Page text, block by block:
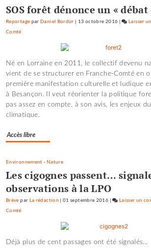
SOS forêt dénonce un «
Reportage par Daniel Bordür 13 octobre 2016 | Laisser
Comté
Né en Lorraine en 2011, le collectif devenu
vient de se structurer en Franche-Comté en
première manifestation culturelle et ludique
à Besançon. Il veut réorienter la politique
pas assez en compte, à son avis, les enjeux
climatique.
Accès libre
Environnement - Nature
Les cigognes passent…
observations à la LPO
Brève par La rédaction |01 septembre 2016 | Laisser un
Comté
Déjà plus de cent passages ont été signalés...